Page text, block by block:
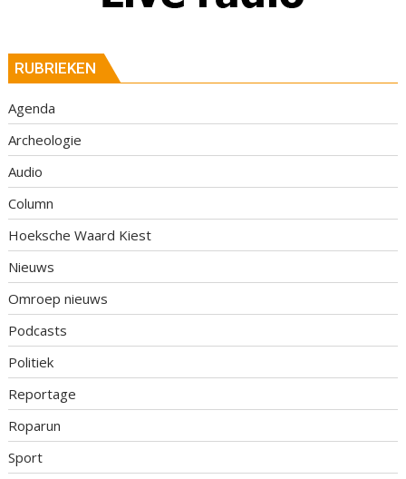
RUBRIEKEN
Agenda
Archeologie
Audio
Column
Hoeksche Waard Kiest
Nieuws
Omroep nieuws
Podcasts
Politiek
Reportage
Roparun
Sport